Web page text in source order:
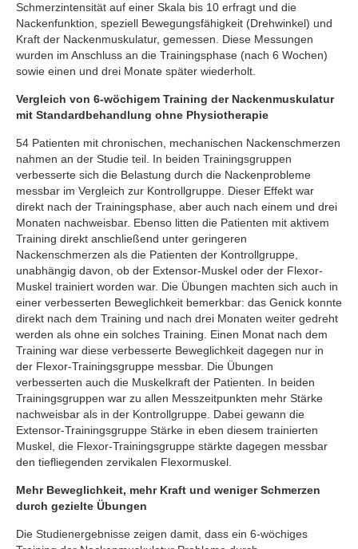
Schmerzintensität auf einer Skala bis 10 erfragt und die
Nackenfunktion, speziell Bewegungsfähigkeit (Drehwinkel) und
Kraft der Nackenmuskulatur, gemessen. Diese Messungen
wurden im Anschluss an die Trainingsphase (nach 6 Wochen)
sowie einen und drei Monate später wiederholt.
Vergleich von 6-wöchigem Training der Nackenmuskulatur
mit Standardbehandlung ohne Physiotherapie
54 Patienten mit chronischen, mechanischen Nackenschmerzen
nahmen an der Studie teil. In beiden Trainingsgruppen
verbesserte sich die Belastung durch die Nackenprobleme
messbar im Vergleich zur Kontrollgruppe. Dieser Effekt war
direkt nach der Trainingsphase, aber auch nach einem und drei
Monaten nachweisbar. Ebenso litten die Patienten mit aktivem
Training direkt anschließend unter geringeren
Nackenschmerzen als die Patienten der Kontrollgruppe,
unabhängig davon, ob der Extensor-Muskel oder der Flexor-
Muskel trainiert worden war. Die Übungen machten sich auch in
einer verbesserten Beweglichkeit bemerkbar: das Genick konnte
direkt nach dem Training und nach drei Monaten weiter gedreht
werden als ohne ein solches Training. Einen Monat nach dem
Training war diese verbesserte Beweglichkeit dagegen nur in
der Flexor-Trainingsgruppe messbar. Die Übungen
verbesserten auch die Muskelkraft der Patienten. In beiden
Trainingsgruppen war zu allen Messzeitpunkten mehr Stärke
nachweisbar als in der Kontrollgruppe. Dabei gewann die
Extensor-Trainingsgruppe Stärke in eben diesem trainierten
Muskel, die Flexor-Trainingsgruppe stärkte dagegen messbar
den tiefliegenden zervikalen Flexormuskel.
Mehr Beweglichkeit, mehr Kraft und weniger Schmerzen
durch gezielte Übungen
Die Studienergebnisse zeigen damit, dass ein 6-wöchiges